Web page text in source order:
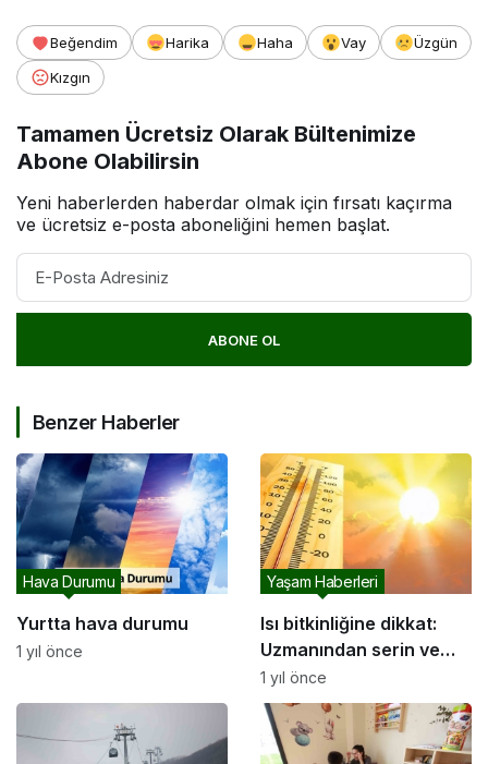
Beğendim Harika Haha Vay
Üzgün
Kızgın
Tamamen Ücretsiz Olarak Bültenimize
Abone Olabilirsin
Yeni haberlerden haberdar olmak için fırsatı kaçırma
ve ücretsiz e-posta aboneliğini hemen başlat.
ABONE OL
Benzer Haberler
Yurtta hava durumu
Hava Durumu
1 yıl önce
Isı bitkinliğine dikkat:
Uzmanından serin ve
güvende kalmanın
ipuçları
Yaşam Haberleri
1 yıl önce